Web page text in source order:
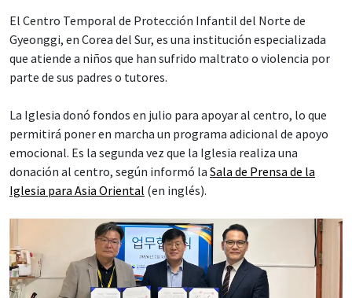
El Centro Temporal de Protección Infantil del Norte de
Gyeonggi, en Corea del Sur, es una institución especializada
que atiende a niños que han sufrido maltrato o violencia por
parte de sus padres o tutores.
La Iglesia donó fondos en julio para apoyar al centro, lo que
permitirá poner en marcha un programa adicional de apoyo
emocional. Es la segunda vez que la Iglesia realiza una
donación al centro, según informó la Sala de Prensa de la
Iglesia para Asia Oriental (en inglés).